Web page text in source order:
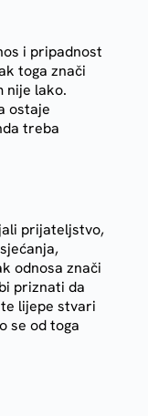
i pripadnost
toga znači
nije lako.
ostaje
treba
prijateljstvo,
odnosa znači
priznati da
lijepe stvari
se od toga